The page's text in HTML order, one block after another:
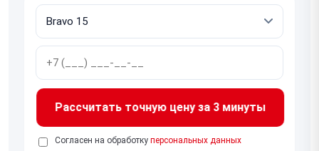
Рассчитать точную цену за 3 минуты
Согласен на обработку персональных данных